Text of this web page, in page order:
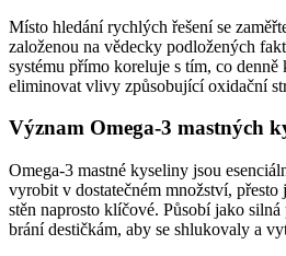
Místo hledání rychlých řešení se
založenou na vědecky podložených
systému přímo koreluje s tím, co denně
eliminovat vlivy způsobující oxidační
Význam Omega-3 mastných
Omega-3 mastné kyseliny jsou
vyrobit v dostatečném množství,
stěn naprosto klíčové. Působí jako
brání destičkám, aby se shlukovaly a